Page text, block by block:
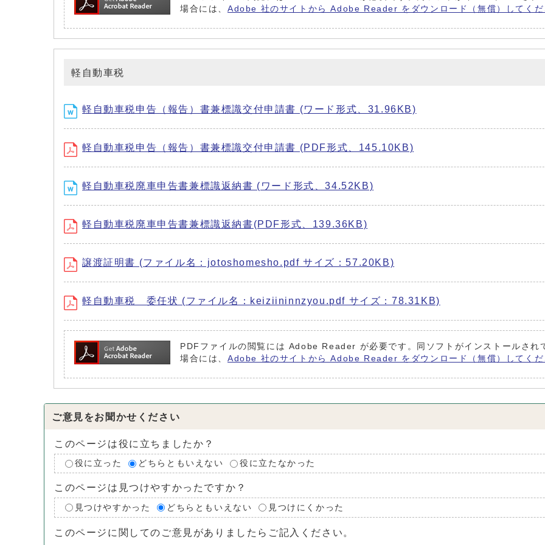
場合には、 Adobe 社のサイトから Adobe Reader をダウンロード（無償）してくだ
軽自動車税
軽自動車税申告（報告）書兼標識交付申請書 (ワード形式、31.96KB)
軽自動車税申告（報告）書兼標識交付申請書 (PDF形式、145.10KB)
軽自動車税廃車申告書兼標識返納書 (ワード形式、34.52KB)
軽自動車税廃車申告書兼標識返納書(PDF形式、139.36KB)
譲渡証明書 (ファイル名：jotoshomesho.pdf サイズ：57.20KB)
軽自動車税 委任状 (ファイル名：keiziininnzyou.pdf サイズ：78.31KB)
PDFファイルの閲覧には Adobe Reader が必要です。同ソフトがインストールされ
場合には、 Adobe 社のサイトから Adobe Reader をダウンロード（無償）してくだ
ご意見をお聞かせください
このページは役に立ちましたか？
役に立った どちらともいえない 役に立たなかった
このページは見つけやすかったですか？
見つけやすかった どちらともいえない 見つけにくかった
このページに関してのご意見がありましたらご記入ください。